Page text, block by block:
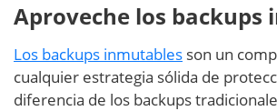
Aproveche los backups
Los backups inmutables son un
cualquier estrategia sólida de
diferencia de los backups